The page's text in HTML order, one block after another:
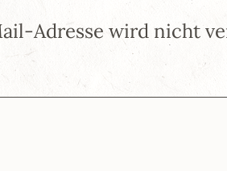
Adresse wird nicht